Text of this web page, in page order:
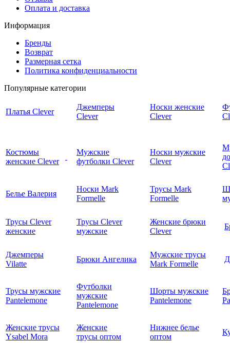
Оплата и доставка
Информация
Бренды
Возврат
Размерная сетка
Политика конфиденциальности
Популярные категории
Платья Clever
Джемперы
Clever
Носки женские
Clever
Костюмы
женские Clever
Мужские
футболки Clever
Носки мужские
Clever
Белье Валерия
Носки Mark
Formelle
Трусы Mark
Formelle
Трусы Clever
женские
Трусы Clever
мужские
Женские брюки
Clever
Джемперы
Vilatte
Брюки Ангелика
Мужские трусы
Mark Formelle
Трусы мужские
Pantelemone
Футболки
мужские
Pantelemone
Шорты мужские
Pantelemone
Женские трусы
Ysabel Mora
Женские
трусы оптом
Нижнее белье
оптом